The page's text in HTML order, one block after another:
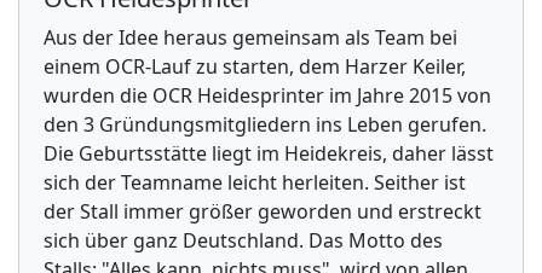
Aus der Idee heraus gemeinsam als Team bei
einem OCR-Lauf zu starten, dem Harzer Keiler,
wurden die OCR Heidesprinter im Jahre 2015 von
den 3 Gründungsmitgliedern ins Leben gerufen.
Die Geburtsstätte liegt im Heidekreis, daher lässt
sich der Teamname leicht herleiten. Seither ist
der Stall immer größer geworden und erstreckt
sich über ganz Deutschland. Das Motto des